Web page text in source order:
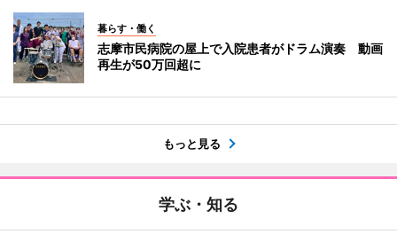
暮らす・働く
志摩市民病院の屋上で入院患者がドラム演奏 動画
再生が50万回超に
もっと見る
学ぶ・知る